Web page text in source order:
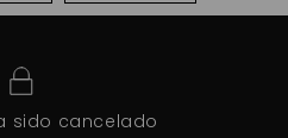
sido cancelado